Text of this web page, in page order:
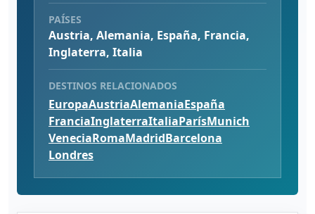
PAÍSES
Austria, Alemania, España, Francia,
Inglaterra, Italia
DESTINOS RELACIONADOS
EuropaAustriaAlemaniaEspaña
FranciaInglaterraItaliaParísMunich
VeneciaRomaMadridBarcelona
Londres